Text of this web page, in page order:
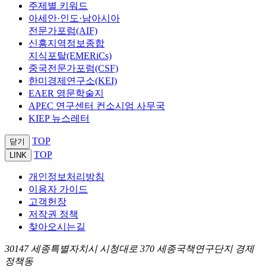
주제별 키워드
아세안·인도·남아시아
전문가포럼(AIF)
신흥지역정보종합
지식포탈(EMERiCs)
중국전문가포럼(CSF)
한미경제연구소(KEI)
EAER 영문학술지
APEC 연구센터 컨소시엄 사무국
KIEP 뉴스레터
닫기 TOP
LINK TOP
개인정보처리방침
이용자 가이드
고객헌장
저작권 정책
찾아오시는길
30147 세종특별자치시 시청대로 370 세종국책연구단지 경제
정책동